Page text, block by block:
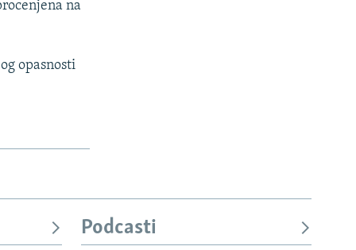
na
opasnosti
Podcasti